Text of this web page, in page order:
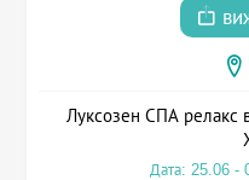
Луксозен СПА релакс
Дата: 25.06 -